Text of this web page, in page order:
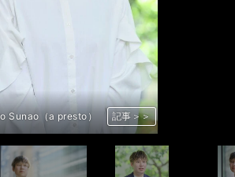
by Noto Sunao（a presto）
Sunao（a presto） 記事＞＞
Sunao（a presto） 記事＞＞
Sunao（a presto） 記事＞＞
Sunao（a presto） 記事＞＞
Sunao（a presto） 記事＞＞
Sunao（a presto） 記事＞＞
Kenji 記事＞＞
Kenji 記事＞＞
Kenji 記事＞＞
Kenji 記事＞＞
Kenji 記事＞＞